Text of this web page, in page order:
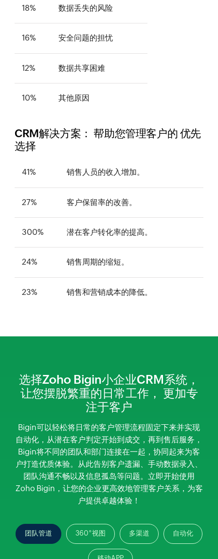
18% 数据丢失的风险
16% 安全问题的担忧
12% 数据共享困难
10% 其他原因
CRM解决方案： 帮助您管理客户的 优先
选择
41% 销售人员的收入增加。
27% 客户保留率的改善。
300% 潜在客户转化率的提高。
24% 销售周期的缩短。
23% 销售和营销成本的降低。
选择Zoho Bigin小企业CRM系统，
让您摆脱繁重的日常工作， 更加专
注于客户
Bigin可以轻松将日常的客户管理流程固定下来并实现
自动化，从潜在客户判定开始到成交，再到售后服务，
Bigin将不同的团队和部门连接在一起，协同起来为客
户打造优质体验。从此告别客户遗漏、手动数据录入、
团队沟通不畅以及信息孤岛等问题。立即开始使用
Zoho Bigin，让您的企业更高效地管理客户关系，为客
户提供卓越体验！
团队管道 360°视图 多渠道 自动化